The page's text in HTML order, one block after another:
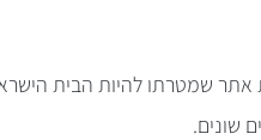
שמטרתו להיות הבית
שונים.